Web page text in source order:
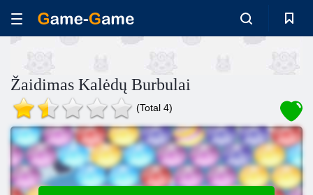
Žaidimas Kalėdų Burbulai
(Total 4)